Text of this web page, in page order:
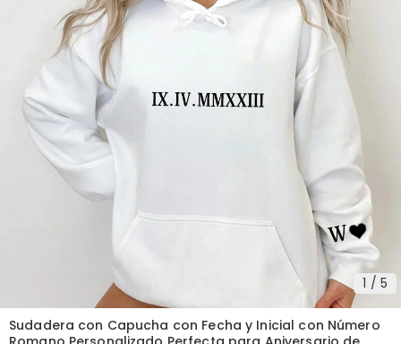
1 / 5
Sudadera con Capucha con Fecha y Inicial con Número